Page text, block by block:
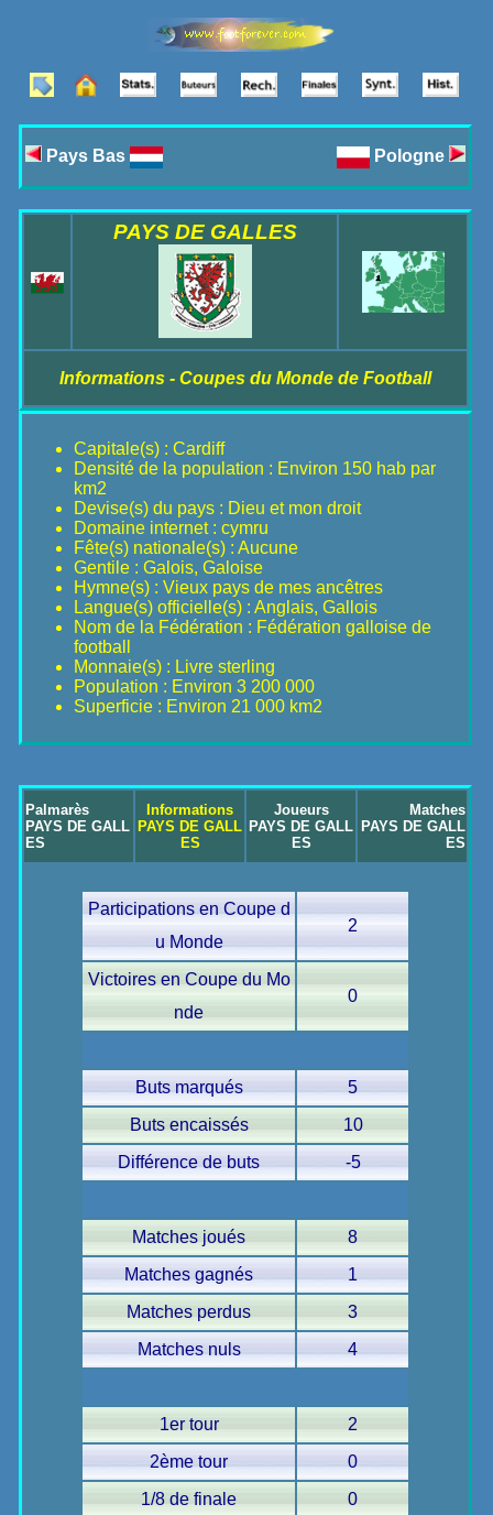
Pays Bas Pologne
PAYS DE GALLES
Informations - Coupes du Monde de Football
Capitale(s) : Cardiff
Densité de la population : Environ 150 hab par
km2
Devise(s) du pays : Dieu et mon droit
Domaine internet : cymru
Fête(s) nationale(s) : Aucune
Gentile : Galois, Galoise
Hymne(s) : Vieux pays de mes ancêtres
Langue(s) officielle(s) : Anglais, Gallois
Nom de la Fédération : Fédération galloise de
football
Monnaie(s) : Livre sterling
Population : Environ 3 200 000
Superficie : Environ 21 000 km2
Palmarès
PAYS DE GALL
ES
Informations
PAYS DE GALL
ES
Joueurs
PAYS DE GALL
ES
Matches
PAYS DE GALL
ES
Participations en Coupe d
u Monde
2
Victoires en Coupe du Mo
nde
0
Buts marqués
5
Buts encaissés
10
Différence de buts
-5
Matches joués
8
Matches gagnés
1
Matches perdus
3
Matches nuls
4
1er tour
2
2ème tour
0
1/8 de finale
0